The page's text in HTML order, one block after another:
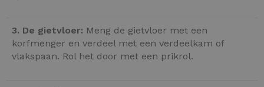
3. De gietvloer: Meng de gietvloer met een
korfmenger en verdeel met een verdeelkam of
vlakspaan. Rol het door met een prikrol.